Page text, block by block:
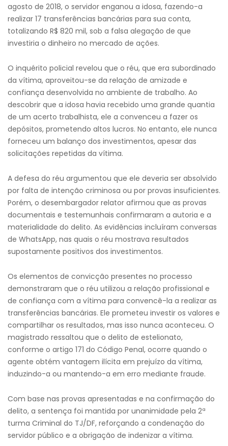
agosto de 2018, o servidor enganou a idosa, fazendo-a
realizar 17 transferências bancárias para sua conta,
totalizando R$ 820 mil, sob a falsa alegação de que
investiria o dinheiro no mercado de ações.
O inquérito policial revelou que o réu, que era subordinado
da vítima, aproveitou-se da relação de amizade e
confiança desenvolvida no ambiente de trabalho. Ao
descobrir que a idosa havia recebido uma grande quantia
de um acerto trabalhista, ele a convenceu a fazer os
depósitos, prometendo altos lucros. No entanto, ele nunca
forneceu um balanço dos investimentos, apesar das
solicitações repetidas da vítima.
A defesa do réu argumentou que ele deveria ser absolvido
por falta de intenção criminosa ou por provas insuficientes.
Porém, o desembargador relator afirmou que as provas
documentais e testemunhais confirmaram a autoria e a
materialidade do delito. As evidências incluíram conversas
de WhatsApp, nas quais o réu mostrava resultados
supostamente positivos dos investimentos.
Os elementos de convicção presentes no processo
demonstraram que o réu utilizou a relação profissional e
de confiança com a vítima para convencê-la a realizar as
transferências bancárias. Ele prometeu investir os valores e
compartilhar os resultados, mas isso nunca aconteceu. O
magistrado ressaltou que o delito de estelionato,
conforme o artigo 171 do Código Penal, ocorre quando o
agente obtém vantagem ilícita em prejuízo da vítima,
induzindo-a ou mantendo-a em erro mediante fraude.
Com base nas provas apresentadas e na confirmação do
delito, a sentença foi mantida por unanimidade pela 2ª
turma Criminal do TJ/DF, reforçando a condenação do
servidor público e a obrigação de indenizar a vítima.